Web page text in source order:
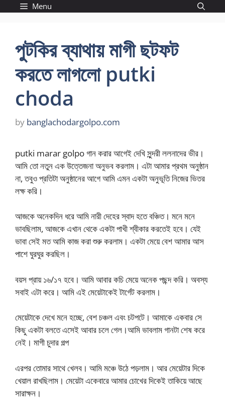
Menu
পুটকির ব্যাথায় মাগী ছটফট
করতে লাগলো putki
choda
by banglachodargolpo.com
putki marar golpo গান করার আগেই দেখি সুন্দরী ললনাদের ভীর।
আমি তো নতুন এক উত্তেজনা অনুভব করলাম। এটা আমার প্রথম অনুষ্ঠান
না, তবুও প্রতিটা অনুষ্ঠানের আগে আমি এমন একটা অনুভূতি নিজের ভিতর
লক্ষ করি।
আজকে অনেকদিন ধরে আমি নারী দেহের স্বাদ হতে বঞ্চিত। মনে মনে
ভাবছিলাম, আজকে এখান থেকে একটা পাখী শ্বীকার করতেই হবে। যেই
ভাবা সেই মত আমি কাজ করা শুরু করলাম। একটা মেয়ে বেশ আমার আস
পাশে ঘুরঘুর করছিল।
বয়স প্রায় ১৬/১৭ হবে। আমি আবার কচি মেয়ে অনেক পছন্দ করি। অবস্য
সবাই এটা করে। আমি এই মেয়েটাকেই টার্গেট করলাম।
মেয়েটাকে দেখে মনে হচ্ছে, বেশ চঞ্চল এবং চটপটে। আমাকে একবার সে
কিছু একটা বলতে এসেই আবার চলে গেল।আমি ভাবলাম গানটা শেষ করে
নেই। মাগী চুদার গল্প
এরপর তোমার সাথে খেলব। আমি মঞ্চে উঠে পড়লাম। আর মেয়েটার দিকে
খেয়াল রাখছিলাম। মেয়েটা একেবারে আমার চোখের দিকেই তাকিয়ে আছে
সারাক্ষন।